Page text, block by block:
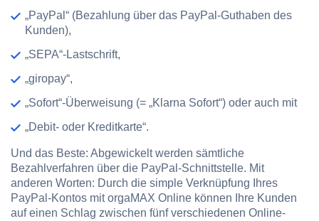
„PayPal“ (Bezahlung über das PayPal-Guthaben des
Kunden),
„SEPA“-Lastschrift,
„giropay“,
„Sofort“-Überweisung (= „Klarna Sofort“) oder auch mit
„Debit- oder Kreditkarte“.
Und das Beste: Abgewickelt werden sämtliche
Bezahlverfahren über die PayPal-Schnittstelle. Mit
anderen Worten: Durch die simple Verknüpfung Ihres
PayPal-Kontos mit orgaMAX Online können Ihre Kunden
auf einen Schlag zwischen fünf verschiedenen Online-